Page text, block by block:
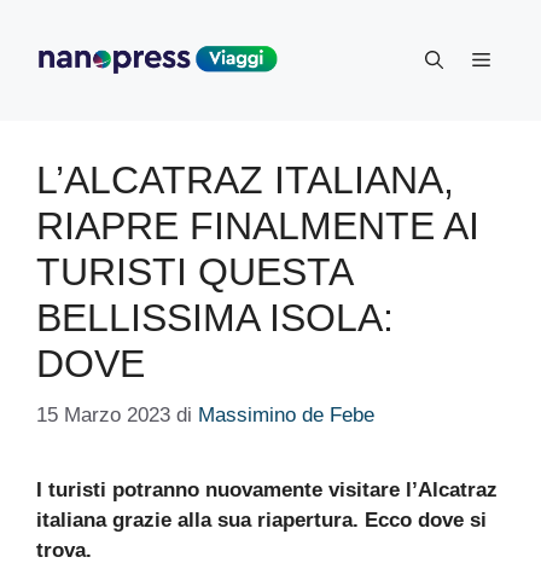
contenuto
Menu
L’ALCATRAZ ITALIANA,
RIAPRE FINALMENTE AI
TURISTI QUESTA
BELLISSIMA ISOLA:
DOVE
15 Marzo 2023 di Massimino de Febe
I turisti potranno nuovamente visitare l’Alcatraz
italiana grazie alla sua riapertura. Ecco dove si
trova.